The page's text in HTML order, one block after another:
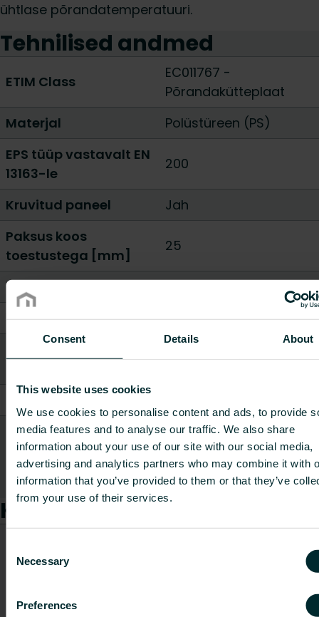
Consent Details About
This website uses cookies
We use cookies to personalise content and ads, to provide
media features and to analyse our traffic. We also share
information about your use of our site with our social media,
advertising and analytics partners who may combine it with
information that you’ve provided to them or that they’ve
from your use of their services.
Selection
Necessary
Preferences
ühtlase põrandatemperatuuri.
Tehnilised andmed
ETIM Class
EC011767 -
Põrandakütteplaat
Materjal
Polüstüreen (PS)
EPS tüüp vastavalt EN
13163-le
200
Kruvitud paneel
Jah
Paksus koos
toestustega [mm]
25
Tackerplaat
Sissepandav plaat
Jah
Ei
Kuumuse juhtimise
plaadiga
Ei
Näita kõike
Kaubad
Kauba kood